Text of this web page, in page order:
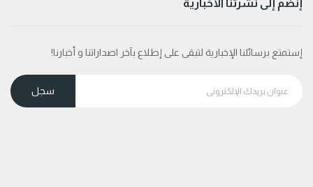
إنضم إلى نشرتنا الاخبارية
إستمتع برسائلنا الإخبارية لتبقى على إطلاع بآخر اصداراتنا و أخبارنا!